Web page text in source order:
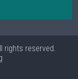
rights reserved.